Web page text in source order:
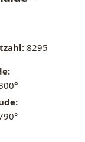
8295
°